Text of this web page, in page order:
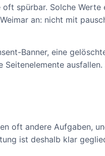
spürbar. Solche Werte
an: nicht mit
Banner, eine
ausfallen.
oft andere Aufgaben,
ist deshalb klar